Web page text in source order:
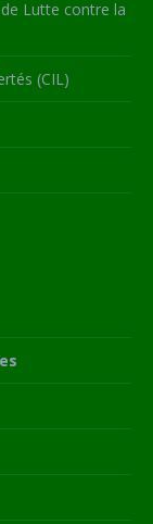
Lutte contre la
(CIL)